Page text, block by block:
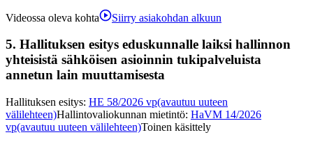
Videossa oleva kohta Siirry asiakohdan alkuun
5. Hallituksen esitys eduskunnalle laiksi hallinnon
yhteisistä sähköisen asioinnin tukipalveluista
annetun lain muuttamisesta
Hallituksen esitys: HE 58/2026 vp(avautuu uuteen
välilehteen)Hallintovaliokunnan mietintö: HaVM 14/2026
vp(avautuu uuteen välilehteen)Toinen käsittely